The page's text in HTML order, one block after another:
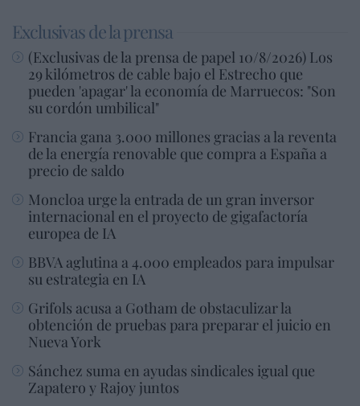
Exclusivas de la prensa
(Exclusivas de la prensa de papel 10/8/2026) Los
29 kilómetros de cable bajo el Estrecho que
pueden 'apagar' la economía de Marruecos: "Son
su cordón umbilical"
Francia gana 3.000 millones gracias a la reventa
de la energía renovable que compra a España a
precio de saldo
Moncloa urge la entrada de un gran inversor
internacional en el proyecto de gigafactoría
europea de IA
BBVA aglutina a 4.000 empleados para impulsar
su estrategia en IA
Grifols acusa a Gotham de obstaculizar la
obtención de pruebas para preparar el juicio en
Nueva York
Sánchez suma en ayudas sindicales igual que
Zapatero y Rajoy juntos